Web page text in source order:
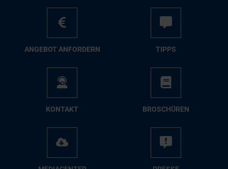
AN­GE­BOT AN­FOR­DERN TIPPS
KON­TAKT BRO­SCHÜ­REN